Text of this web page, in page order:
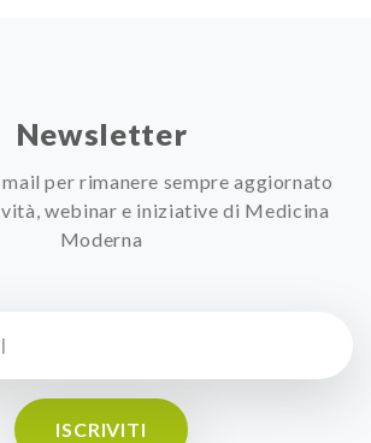
Newsletter
per rimanere sempre aggiornato
webinar e iniziative di Medicina
Moderna
ISCRIVITI